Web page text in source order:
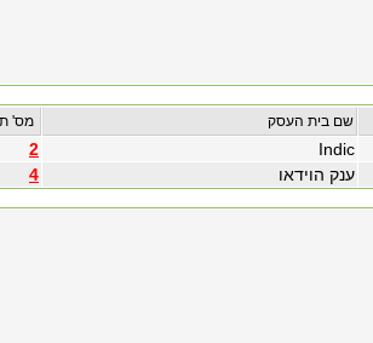
שם בית העסק
2 Indic
4 ענק הוידאו